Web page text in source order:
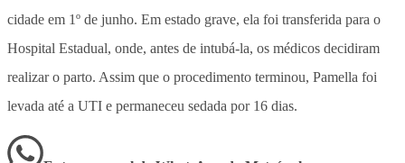
cidade em 1º de junho. Em estado grave, ela foi transferida para o
Hospital Estadual, onde, antes de intubá-la, os médicos decidiram
realizar o parto. Assim que o procedimento terminou, Pamella foi
levada até a UTI e permaneceu sedada por 16 dias.